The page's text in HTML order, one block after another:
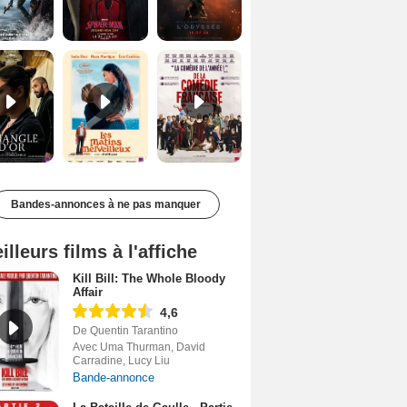
Le Triangle d'or Bande-annonce VF De la Comédie-Française Teaser VF
Bandes-annonces à ne pas manquer
films à l'affiche
Kill Bill: The Whole Bloody
Affair
4,6
De Quentin Tarantino
Avec Uma Thurman, David
Carradine, Lucy Liu
Bande-annonce